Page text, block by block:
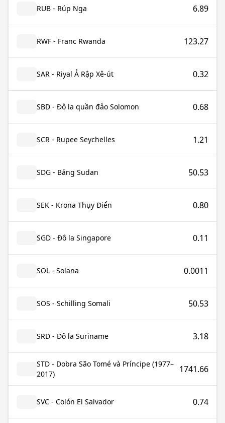
RUB - Rúp Nga 6.89
RWF - Franc Rwanda 123.27
SAR - Riyal Ả Rập Xê-út 0.32
SBD - Đô la quần đảo Solomon 0.68
SCR - Rupee Seychelles 1.21
SDG - Bảng Sudan 50.53
SEK - Krona Thụy Điển 0.80
SGD - Đô la Singapore 0.11
SOL - Solana 0.0011
SOS - Schilling Somali 50.53
SRD - Đô la Suriname 3.18
STD - Dobra São Tomé và Príncipe (1977–
2017)
1741.66
SVC - Colón El Salvador 0.74